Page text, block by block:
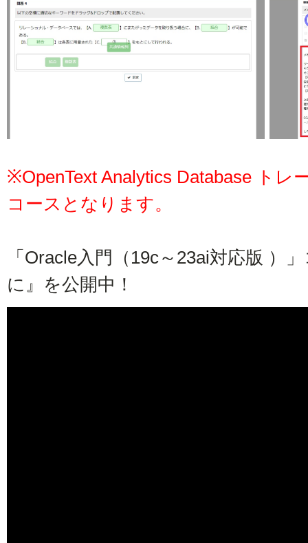
※OpenText Analytics Database トレ
コースとなります。
「Oracle入門（19c～23ai対応版 ）
に』を公開中！